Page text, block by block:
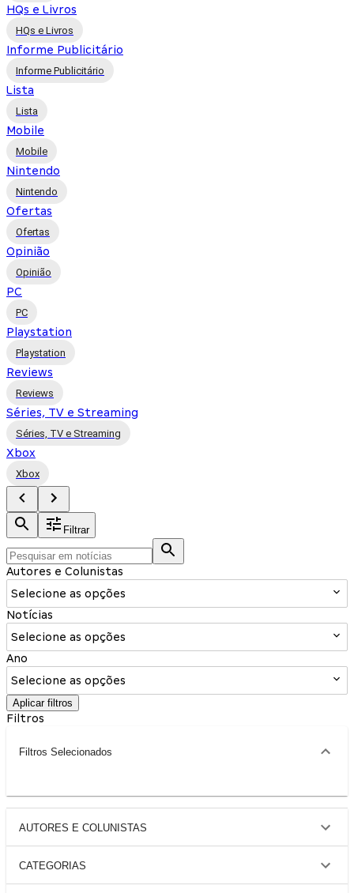
HQs e Livros
HQs e Livros
Informe Publicitário
Informe Publicitário
Lista
Lista
Mobile
Mobile
Nintendo
Nintendo
Ofertas
Ofertas
Opinião
Opinião
PC
PC
Playstation
Playstation
Reviews
Reviews
Séries, TV e Streaming
Séries, TV e Streaming
Xbox
Xbox
Filtrar
Autores e Colunistas
Selecione as opções
Notícias
Selecione as opções
Ano
Selecione as opções
Aplicar filtros
Filtros
Filtros Selecionados
AUTORES E COLUNISTAS
CATEGORIAS